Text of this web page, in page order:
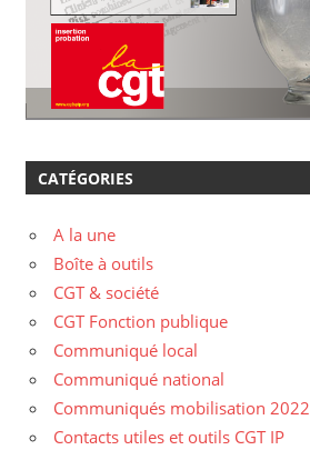
CATÉGORIES
A la une
Boîte à outils
CGT & société
CGT Fonction publique
Communiqué local
Communiqué national
Communiqués mobilisation 2022
Contacts utiles et outils CGT IP